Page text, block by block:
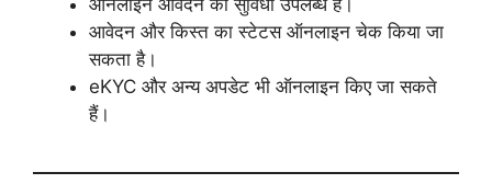
ऑनलाइन आवेदन की सुविधा उपलब्ध है।
आवेदन और किस्त का स्टेटस ऑनलाइन चेक किया जा
सकता है।
eKYC और अन्य अपडेट भी ऑनलाइन किए जा सकते
हैं।